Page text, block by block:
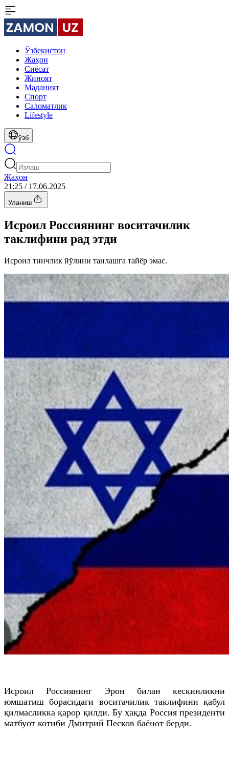
Ўзбекистон
Жаҳон
Сиёсат
Жиноят
Маданият
Спорт
Cаломатлик
Lifestyle
ўзб
Жаҳон
21:25 / 17.06.2025
Уланиш
Исроил Россиянинг воситачилик
таклифини рад этди
Исроил тинчлик йўлини танлашга тайёр эмас.
Исроил Россиянинг Эрон билан кескинликни
юмшатиш борасидаги воситачилик таклифини қабул
қилмасликка қарор қилди. Бу ҳақда Россия президенти
матбуот котиби Дмитрий Песков баёнот берди.